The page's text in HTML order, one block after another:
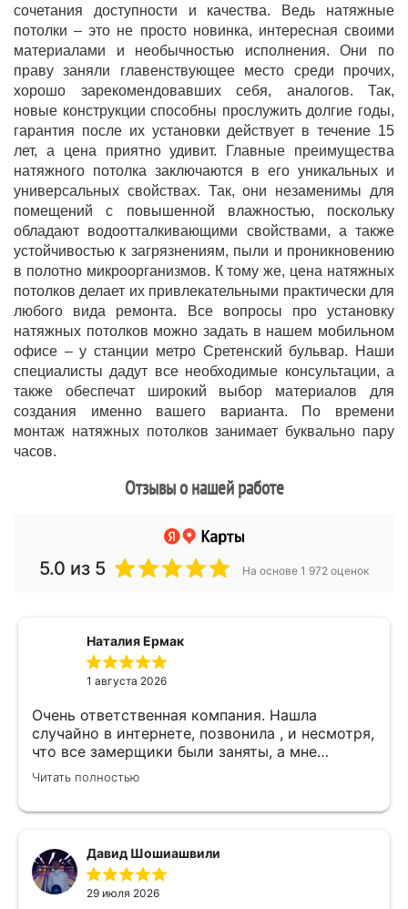
сочетания доступности и качества. Ведь натяжные
потолки – это не просто новинка, интересная своими
материалами и необычностью исполнения. Они по
праву заняли главенствующее место среди прочих,
хорошо зарекомендовавших себя, аналогов. Так,
новые конструкции способны прослужить долгие годы,
гарантия после их установки действует в течение 15
лет, а цена приятно удивит. Главные преимущества
натяжного потолка заключаются в его уникальных и
универсальных свойствах. Так, они незаменимы для
помещений с повышенной влажностью, поскольку
обладают водоотталкивающими свойствами, а также
устойчивостью к загрязнениям, пыли и проникновению
в полотно микроорганизмов. К тому же, цена натяжных
потолков делает их привлекательными практически для
любого вида ремонта. Все вопросы про установку
натяжных потолков можно задать в нашем мобильном
офисе – у станции метро Сретенский бульвар. Наши
специалисты дадут все необходимые консультации, а
также обеспечат широкий выбор материалов для
создания именно вашего варианта. По времени
монтаж натяжных потолков занимает буквально пару
часов.
Отзывы о нашей работе
5.0 из 5 На основе 1 972 оценок
Наталия Ермак
1 августа 2026
Очень ответственная компания. Нашла
случайно в интернете, позвонила , и несмотря,
что все замерщики были заняты, а мне
улетать, очень оперативно помогли. Был
замерщик Денис, потрясающий парень, все
Читать полностью
Давид Шошиашвили
29 июля 2026